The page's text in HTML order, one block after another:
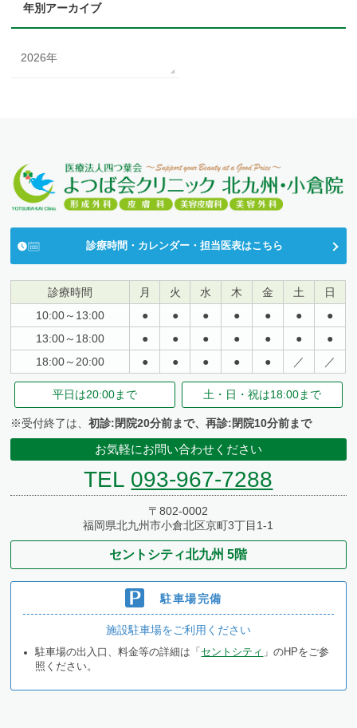
年別アーカイブ
2026年
診療時間・カレンダー・担当医表はこちら
診療時間 月 火 水 木 金 土
日
10:00～13:00
● ● ● ● ● ●
●
13:00～18:00
● ● ● ● ● ●
●
18:00～20:00
● ● ● ● ● ／ ／
平日は20:00まで 土・日・祝は18:00まで
※受付終了は、初診:閉院20分前まで、再診:閉院10分前まで
お気軽にお問い合わせください
TEL 093-967-7288
〒802-0002
福岡県北九州市小倉北区京町3丁目1-1
セントシティ北九州 5階
駐車場完備
施設駐車場をご利用ください
駐車場の出入口、料金等の詳細は「 セントシティ 」のHPをご参
照ください。